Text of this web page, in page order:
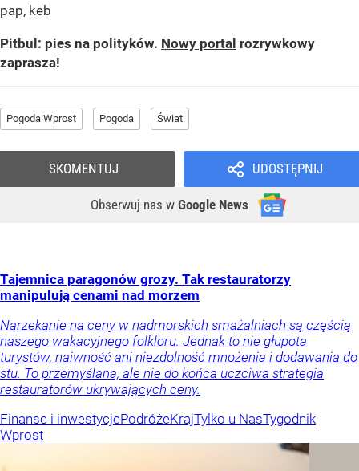
pap, keb
Pitbul: pies na polityków. Nowy portal rozrywkowy
zaprasza!
Pogoda Wprost Pogoda Świat
UDOSTĘPNIJ
Obserwuj nas w Google News
SKOMENTUJ
Tajemnica paragonów grozy. Tak restauratorzy
manipulują cenami nad morzem
Narzekanie na ceny w nadmorskich smażalniach są częścią
naszego wakacyjnego folkloru. Jednak to nie głupota
turystów, naiwność ani niezdolność mnożenia i dodawania do
stu. To przemyślana, ale nie do końca uczciwa strategia
restauratorów ukrywających ceny.
Finanse i inwestycjePodróżeKrajTylko u NasTygodnik
Wprost